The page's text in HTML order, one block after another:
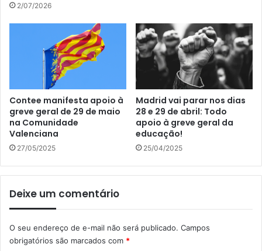
2/07/2026
Contee manifesta apoio à
greve geral de 29 de maio
na Comunidade
Valenciana
27/05/2025
Madrid vai parar nos dias
28 e 29 de abril: Todo
apoio à greve geral da
educação!
25/04/2025
Deixe um comentário
O seu endereço de e-mail não será publicado. Campos
obrigatórios são marcados com *